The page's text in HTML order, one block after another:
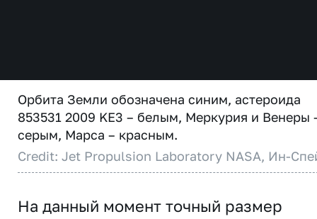
Орбита Земли обозначена синим, астероида
853531 2009 KE3 – белым, Меркурия и Венеры
серым, Марса – красным.
Credit: Jet Propulsion Laboratory NASA, Ин-
На данный момент точный размер